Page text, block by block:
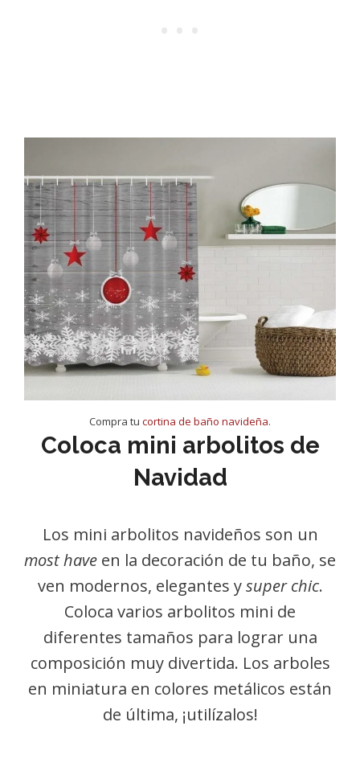
Compra tu cortina de baño navideña.
Coloca mini arbolitos de
Navidad
Los mini arbolitos navideños son un
most have en la decoración de tu baño, se
ven modernos, elegantes ysuper chic.
Coloca varios arbolitos mini de
diferentes tamaños para lograr una
composición muy divertida. Los arboles
en miniatura en colores metálicos están
de última, ¡utilízalos!